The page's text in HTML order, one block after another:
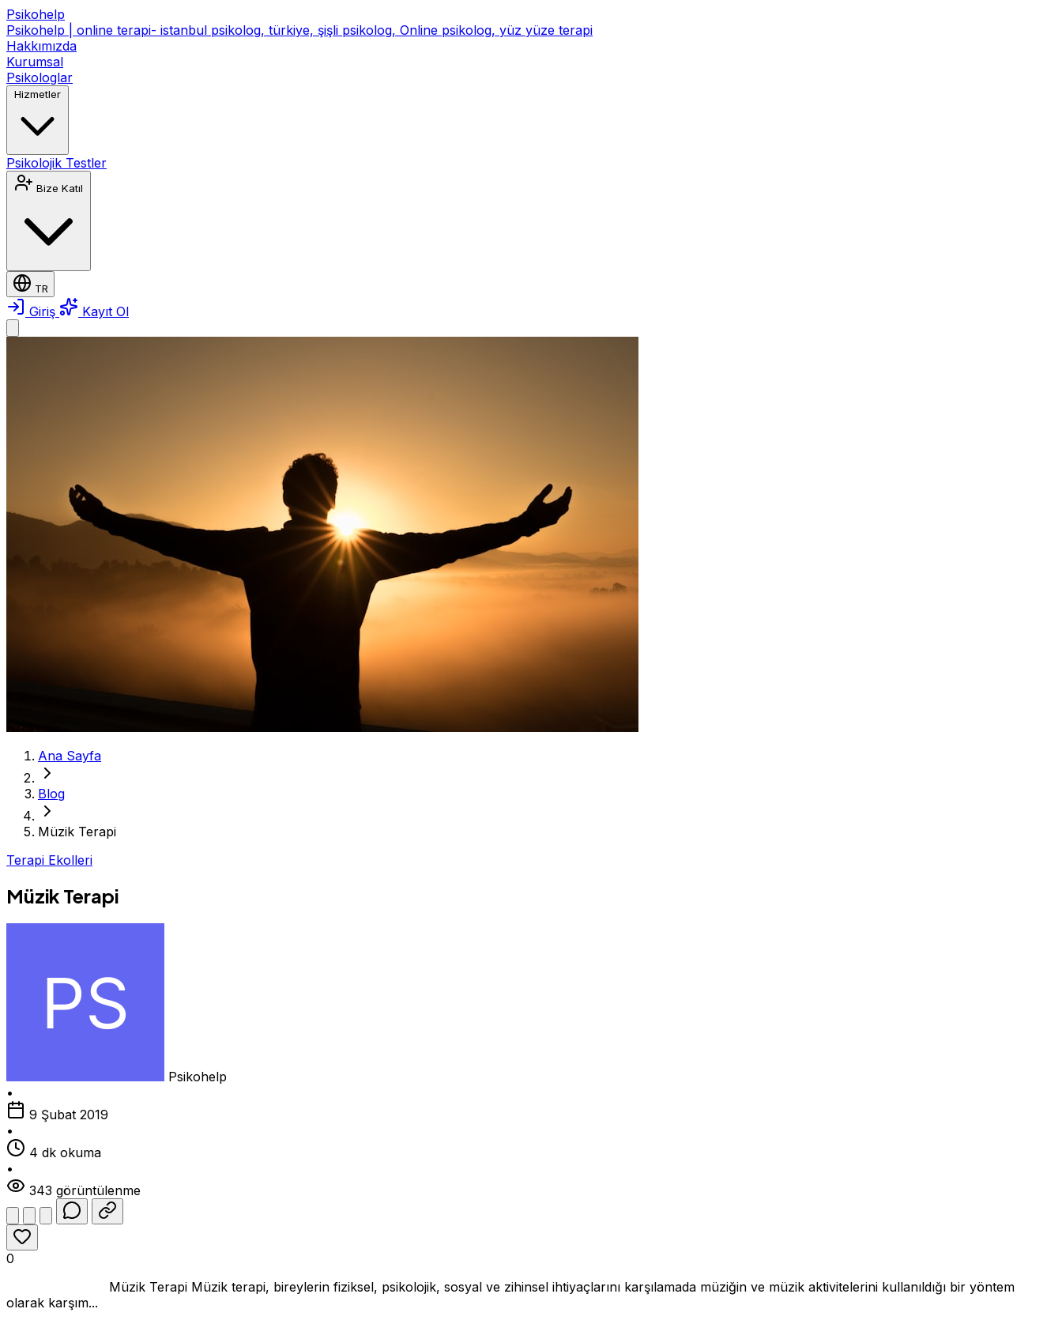
Psikohelp
Psikohelp | online terapi- istanbul psikolog, türkiye, şişli psikolog, Online psikolog, yüz yüze terapi
Hakkımızda
Kurumsal
Psikologlar
Hizmetler
Psikolojik Testler
Bize Katıl
TR
Giriş Kayıt Ol
Ana Sayfa
Blog
Müzik Terapi
Terapi Ekolleri
Müzik Terapi
Psikohelp
•
9 Şubat 2019
•
4 dk okuma
•
343 görüntülenme
0
Müzik Terapi Müzik terapi, bireylerin fiziksel, psikolojik, sosyal ve zihinsel ihtiyaçlarını karşılamada müziğin ve müzik aktivitelerini kullanıldığı bir yöntem
olarak karşım...